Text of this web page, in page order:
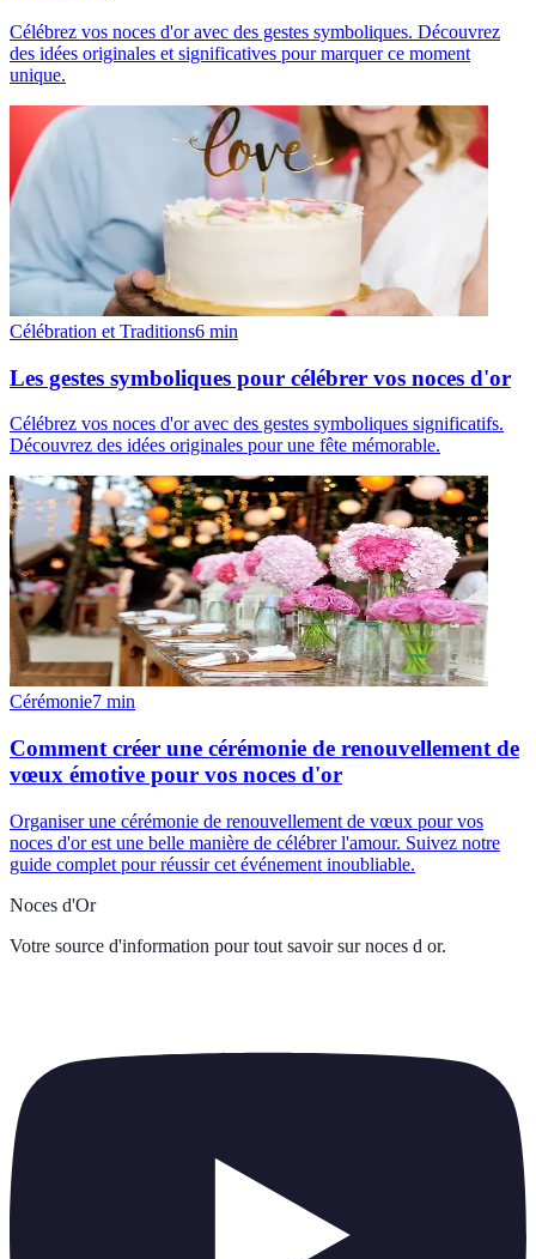
Célébrez vos noces d'or avec des gestes symboliques. Découvrez
des idées originales et significatives pour marquer ce moment
unique.
Célébration et Traditions6 min
Les gestes symboliques pour célébrer vos noces d'or
Célébrez vos noces d'or avec des gestes symboliques significatifs.
Découvrez des idées originales pour une fête mémorable.
Cérémonie7 min
Comment créer une cérémonie de renouvellement de
vœux émotive pour vos noces d'or
Organiser une cérémonie de renouvellement de vœux pour vos
noces d'or est une belle manière de célébrer l'amour. Suivez notre
guide complet pour réussir cet événement inoubliable.
Noces d'Or
Votre source d'information pour tout savoir sur noces d or.